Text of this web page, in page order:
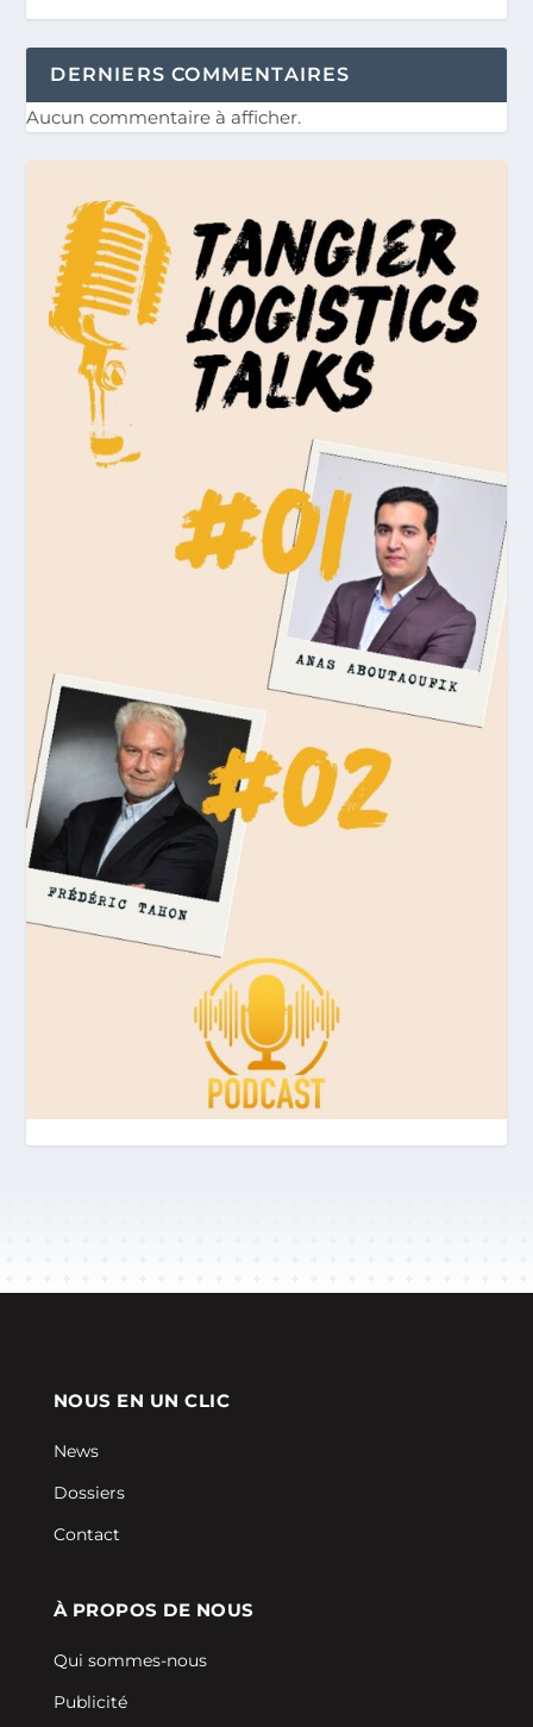
DERNIERS COMMENTAIRES
Aucun commentaire à afficher.
NOUS EN UN CLIC
News
Dossiers
Contact
À PROPOS DE NOUS
Qui sommes-nous
Publicité